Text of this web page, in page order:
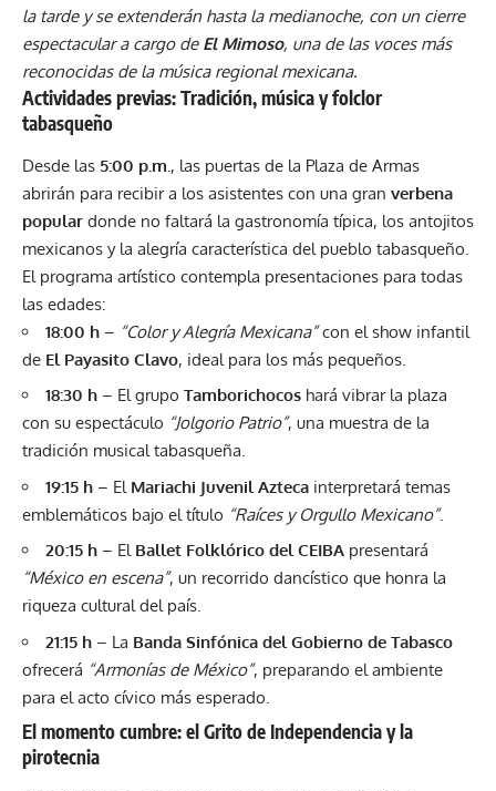
la tarde y se extenderán hasta la medianoche, con un cierre
espectacular a cargo de El Mimoso, una de las voces más
reconocidas de la música regional mexicana.
Actividades previas: Tradición, música y folclor
tabasqueño
Desde las 5:00 p.m. , las puertas de la Plaza de Armas
abrirán para recibir a los asistentes con una gran verbena
popular donde no faltará la gastronomía típica, los antojitos
mexicanos y la alegría característica del pueblo tabasqueño.
El programa artístico contempla presentaciones para todas
las edades:
18:00 h – “Color y Alegría Mexicana”con el show infantil
de El Payasito Clavo, ideal para los más pequeños.
18:30 h – El grupo Tamborichocos hará vibrar la plaza
con su espectáculo “Jolgorio Patrio”, una muestra de la
tradición musical tabasqueña.
19:15 h – El Mariachi Juvenil Azteca interpretará temas
emblemáticos bajo el título “Raíces y Orgullo Mexicano”.
20:15 h – El Ballet Folklórico del CEIBA presentará
“México en escena”, un recorrido dancístico que honra la
riqueza cultural del país.
21:15 h – La Banda Sinfónica del Gobierno de Tabasco
ofrecerá “Armonías de México”, preparando el ambiente
para el acto cívico más esperado.
El momento cumbre: el Grito de Independencia y la
pirotecnia